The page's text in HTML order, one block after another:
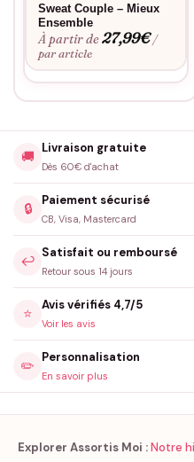
Sweat Couple – Mieux
Ensemble
À partir de27,99€ /
par article
🚚
Livraison gratuite
Dès 60€ d'achat
🔒
Paiement sécurisé
CB, Visa, Mastercard
↩️
Satisfait ou remboursé
Retour sous 14 jours
⭐
Avis vérifiés 4,7/5
Voir les avis
✏️
Personnalisation
En savoir plus
Explorer Assortis Moi :Notre